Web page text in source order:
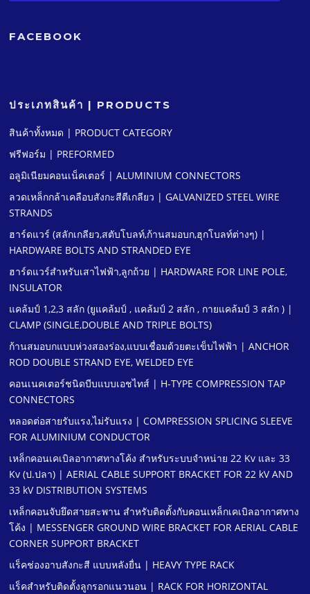
FACEBOOK
ประเภทสินค้า | PRODUCTS
สินค้าทั้งหมด | PRODUCT CATEGORY
ฟรีฟอร์ม | PREFORMED
อลูมิเนียมคอนเน็คเตอร์ | ALUMINIUM CONNECTORS
ลวดเหล็กกล้าเคลือบสังกะสีตีเกลียว | GALVANIZED STEEL WIRE
STRANDS
ฮาร์ดแวร์ (สลักเกลียว,สตับโบลท์,ก้านสมอบก,ฮุกโบลท์ต่างๆ) |
HARDWARE BOLTS AND STRANDED EYE
ฮาร์ดแวร์สําหรับเสาไฟฟ้า,ลูกถ้วย | HARDWARE FOR LINE POLE,
INSULATOR
แคล้มป์ 1,2,3 สลัก (ยูแคล้มป์ , แคล้มป์ 2 สลัก , กายแคล้มป์ 3 สลัก ) |
CLAMP (SINGLE,DOUBLE AND TRIPLE BOLTS)
ก้านสมอบกแบบห่วงสองร่อง,แบบเชื่อมด้วยตะเข็บไฟฟ้า | ANCHOR
ROD DOUBLE STRAND EYE, WELDED EYE
คอนเนคเตอร์ชนิดบีบแบบเอชไทส์ | H-TYPE COMPRESSION TAP
CONNECTORS
หลอดต่อสายรับแรง,ไม่รับแรง | COMPRESSION SPLICING SLEEVE
FOR ALUMINIUM CONDUCTOR
เหล็กคอนเคเบิลอากาศทางโค้ง สําหรับระบบจําหน่าย 22 Kv และ 33
Kv (ป.ปลา) | AERIAL CABLE SUPPORT BRACKET FOR 22 kV AND
33 kV DISTRIBUTION SYSTEMS
เหล็กคอนจับยึดสายสะพาน สําหรับติดตั้งกับคอนเหล็กเคเบิลอากาศทาง
โค้ง | MESSENGER GROUND WIRE BRACKET FOR AERIAL CABLE
CORNER SUPPORT BRACKET
แร็คช่องอาบสังกะสี แบบหลังยื่น | HEAVY TYPE RACK
แร็คสําหรับติดตั้งลูกรอกแนวนอน | RACK FOR HORIZONTAL